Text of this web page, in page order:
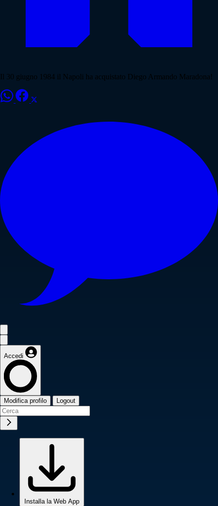
Il 30 giugno 1984 il Napoli ha acquistato Diego Armando Maradona!
Accedi
Modifica profilo Logout
Installa la Web App